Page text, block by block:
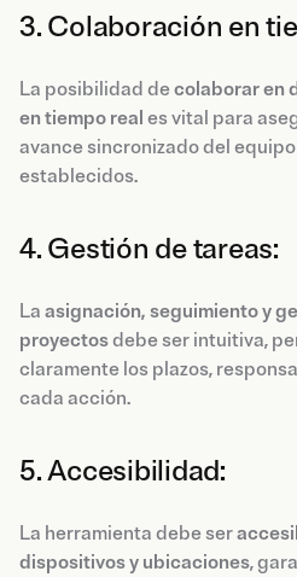
3. Colaboración en
La posibilidad decolaborar en
en tiempo real es vital para
avance sincronizado del
establecidos.
4. Gestión de tareas:
La asignación, seguimiento y
proyectosdebe ser intuitiva,
claramente los plazos,
cada acción.
5. Accesibilidad:
La herramienta debe ser
dispositivos y ubicaciones,